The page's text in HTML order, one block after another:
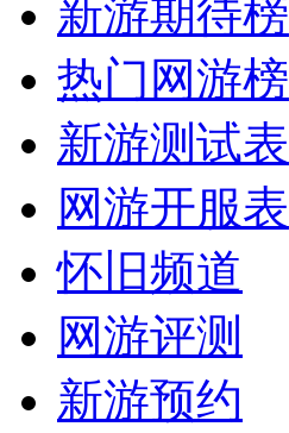
新游期待榜
热门网游榜
新游测试表
网游开服表
怀旧频道
网游评测
新游预约